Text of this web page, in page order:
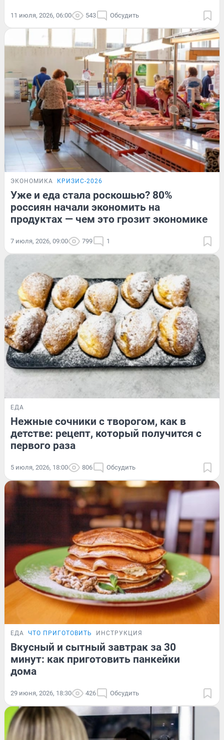
11 июля, 2026, 06:00 543 Обсудить
ЭКОНОМИКА КРИЗИС-2026
Уже и еда стала роскошью? 80%
россиян начали экономить на
продуктах — чем это грозит экономике
7 июля, 2026, 09:00 799 1
ЕДА
Нежные сочники с творогом, как в
детстве: рецепт, который получится с
первого раза
5 июля, 2026, 18:00 806 Обсудить
ЕДА ЧТО ПРИГОТОВИТЬ ИНСТРУКЦИЯ
Вкусный и сытный завтрак за 30
минут: как приготовить панкейки
дома
29 июня, 2026, 18:30 426 Обсудить